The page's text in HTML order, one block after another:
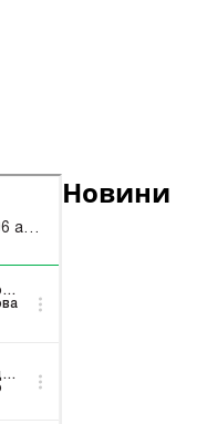
Новини